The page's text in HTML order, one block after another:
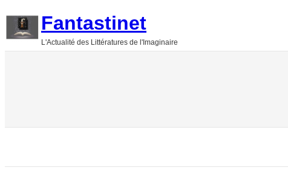
Fantastinet
L'Actualité des Littératures de l'Imaginaire